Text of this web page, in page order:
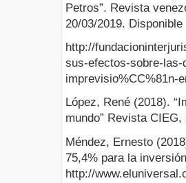
Petros”. Revista
20/03/2019. Disponible
http://
sus-efectos-sobre-las-
imprevisio%CC%81n-
López, René (2018).
mundo” Revista
Méndez, Ernesto
75,4% para la
http://